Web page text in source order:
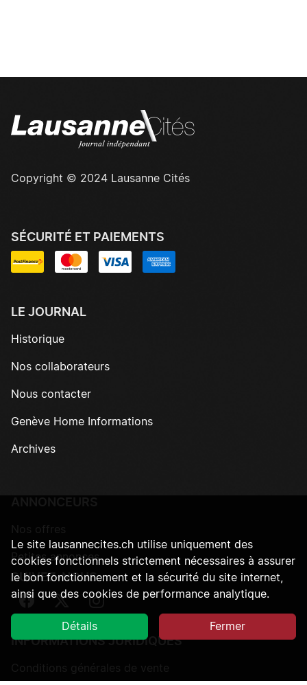
Copyright © 2024 Lausanne Cités
SÉCURITÉ ET PAIEMENTS
LE JOURNAL
Historique
Nos collaborateurs
Nous contacter
Genève Home Informations
Archives
Petites annonces
SUIVEZ-NOUS
Suivez-nous sur Facebook
Suivez-nous sur Twitter
Suivez-nous sur Instagram
INFORMATIONS JURIDIQUES
Le site lausannecites.ch utilise uniquement des
cookies fonctionnels strictement nécessaires à assurer
le bon fonctionnement et la sécurité du site internet,
ainsi que des cookies de performance analytique.
Détails Fermer